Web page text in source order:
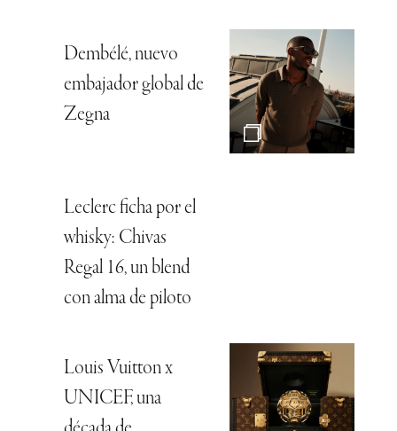
Dembélé, nuevo
embajador global de
Zegna
Leclerc ficha por el
whisky: Chivas
Regal 16, un blend
con alma de piloto
Louis Vuitton x
UNICEF, una